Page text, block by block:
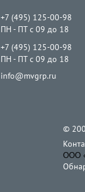
+7 (495) 125-00-98
ПН - ПТ с 09 до 18
+7 (495) 125-00-98
ПН - ПТ с 09 до 18
info@mvgrp.ru
©
ООО